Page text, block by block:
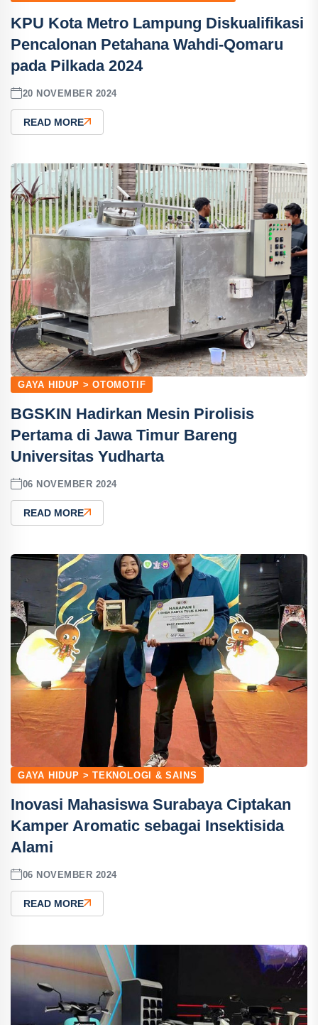
KPU Kota Metro Lampung Diskualifikasi
Pencalonan Petahana Wahdi-Qomaru
pada Pilkada 2024
20 NOVEMBER 2024
READ MORE
GAYA HIDUP > OTOMOTIF
BGSKIN Hadirkan Mesin Pirolisis
Pertama di Jawa Timur Bareng
Universitas Yudharta
06 NOVEMBER 2024
READ MORE
GAYA HIDUP > TEKNOLOGI & SAINS
Inovasi Mahasiswa Surabaya Ciptakan
Kamper Aromatic sebagai Insektisida
Alami
06 NOVEMBER 2024
READ MORE